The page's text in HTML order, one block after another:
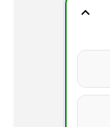
expand_more